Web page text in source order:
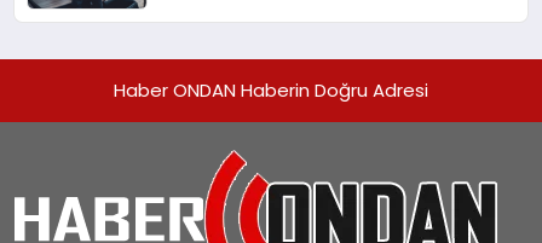
Haber ONDAN Haberin Doğru Adresi